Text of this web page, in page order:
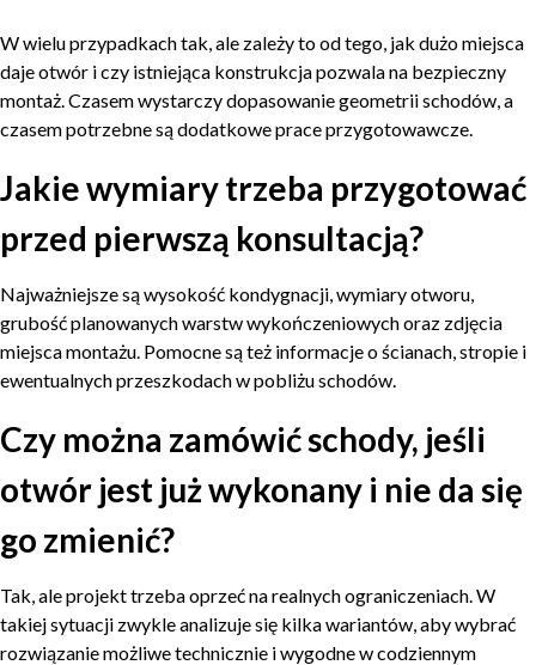
W wielu przypadkach tak, ale zależy to od tego, jak dużo miejsca
daje otwór i czy istniejąca konstrukcja pozwala na bezpieczny
montaż. Czasem wystarczy dopasowanie geometrii schodów, a
czasem potrzebne są dodatkowe prace przygotowawcze.
Jakie wymiary trzeba przygotować
przed pierwszą konsultacją?
Najważniejsze są wysokość kondygnacji, wymiary otworu,
grubość planowanych warstw wykończeniowych oraz zdjęcia
miejsca montażu. Pomocne są też informacje o ścianach, stropie i
ewentualnych przeszkodach w pobliżu schodów.
Czy można zamówić schody, jeśli
otwór jest już wykonany i nie da się
go zmienić?
Tak, ale projekt trzeba oprzeć na realnych ograniczeniach. W
takiej sytuacji zwykle analizuje się kilka wariantów, aby wybrać
rozwiązanie możliwe technicznie i wygodne w codziennym